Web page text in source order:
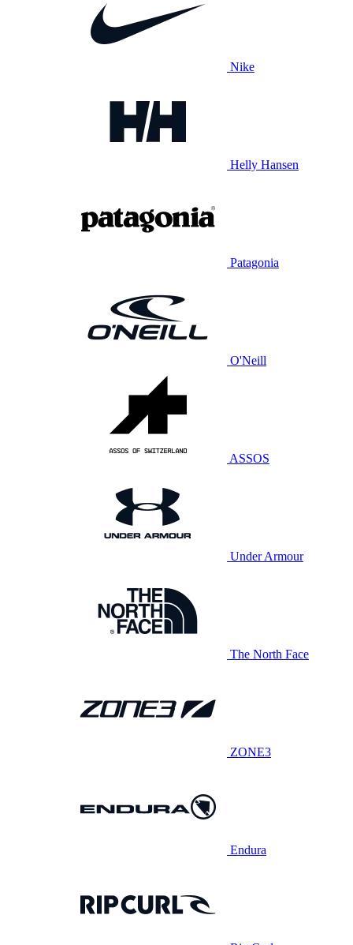
Nike
Helly Hansen
Patagonia
O'Neill
ASSOS
Under Armour
The North Face
ZONE3
Endura